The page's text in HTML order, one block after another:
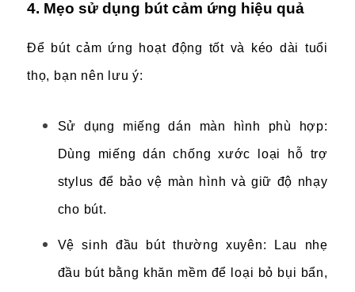
4. Mẹo sử dụng bút cảm ứng hiệu quả
Để bút cảm ứng hoạt động tốt và kéo dài tuổi
thọ, bạn nên lưu ý:
Sử dụng miếng dán màn hình phù hợp:
Dùng miếng dán chống xước loại hỗ trợ
stylus để bảo vệ màn hình và giữ độ nhạy
cho bút.
Vệ sinh đầu bút thường xuyên: Lau nhẹ
đầu bút bằng khăn mềm để loại bỏ bụi bẩn,